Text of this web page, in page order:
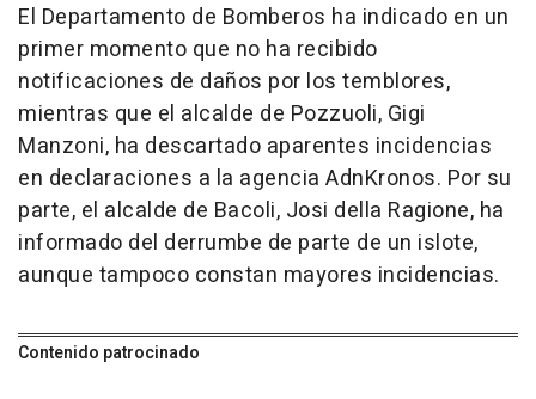
El Departamento de Bomberos ha indicado en un
primer momento que no ha recibido
notificaciones de daños por los temblores,
mientras que el alcalde de Pozzuoli, Gigi
Manzoni, ha descartado aparentes incidencias
en declaraciones a la agencia AdnKronos. Por su
parte, el alcalde de Bacoli, Josi della Ragione, ha
informado del derrumbe de parte de un islote,
aunque tampoco constan mayores incidencias.
Contenido patrocinado